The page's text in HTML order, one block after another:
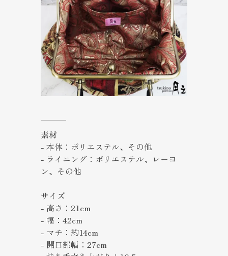
素材
- 本体：ポリエステル、その他
- ライニング：ポリエステル、レーヨ
ン、その他
サイズ
- 高さ：21cm
- 幅：42cm
- マチ：約14cm
- 開口部幅：27cm